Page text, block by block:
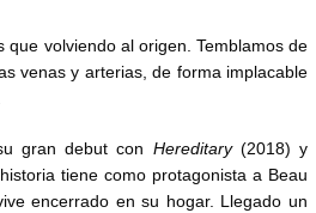
volviendo al origen. Temblamos de
venas y arterias, de forma implacable
gran debut con Hereditary (2018) y
tiene como protagonista a Beau
encerrado en su hogar. Llegado un